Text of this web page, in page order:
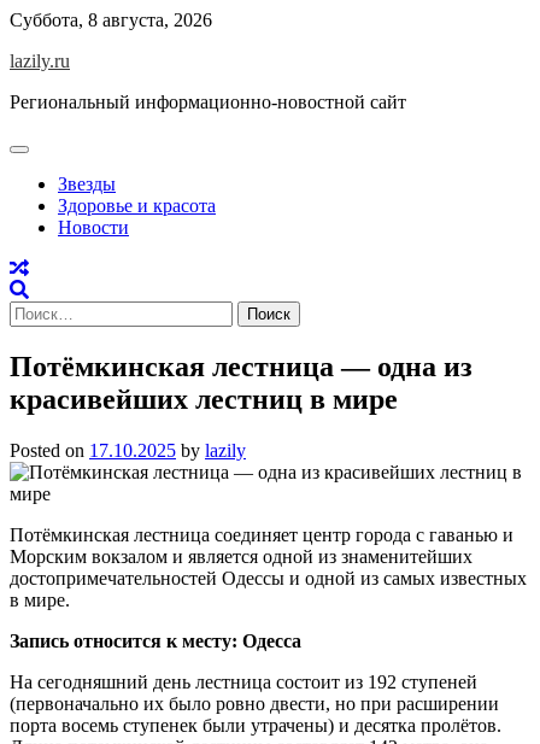
Skip
content
Суббота, 8 августа, 2026
lazily.ru
Региональный информационно-новостной сайт
Звезды
Здоровье и красота
Новости
Найти:
Потёмкинская лестница — одна из
красивейших лестниц в мире
Posted on 17.10.2025 by lazily
Потёмкинская лестница соединяет центр города с гаванью и
Морским вокзалом и является одной из знаменитейших
достопримечательностей Одессы и одной из самых известных
в мире.
Запись относится к месту: Одесса
На сегодняшний день лестница состоит из 192 ступеней
(первоначально их было ровно двести, но при расширении
порта восемь ступенек были утрачены) и десятка пролётов.